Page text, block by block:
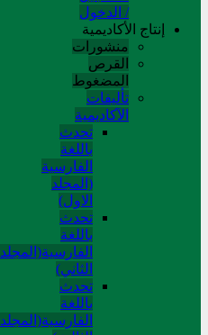
/ الدخول
إنتاج الأكاديمية
منشورات
القرص
المضغوط
تألیفات
الآکادیمیة
تحدث
باللغة
الفارسية
(المجلد
الاول)
تحدث
باللغة
الفارسية(المجلد
الثاني)
تحدث
باللغة
الفارسية(المجلد